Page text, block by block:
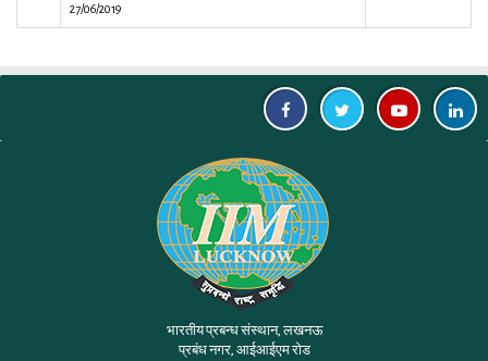
27/06/2019
भारतीय प्रबन्ध संस्थान, लखनऊ
प्रबंध नगर, आईआईएम रोड